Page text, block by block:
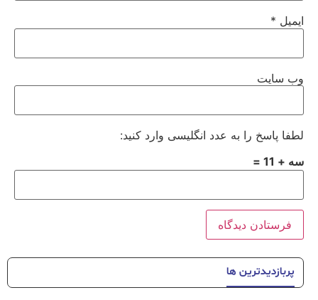
ایمیل *
وب‌ سایت
لطفا پاسخ را به عدد انگلیسی وارد کنید:
سه + 11 =
پربازدیدترین ها